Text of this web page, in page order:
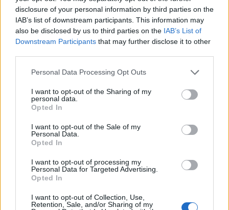
disclosure of your personal information by third parties on the
IAB’s list of downstream participants. This information may
also be disclosed by us to third parties on the IAB’s List of
Downstream Participants that may further disclose it to other
Please note that this website/app uses one or more Google
not limited to your visit or usage behaviour. You may click to
grant or deny consent to Google and its third-party tags to
use your data for below specified purposes in below Google
consent section.
Personal Data Processing Opt Outs
I want to opt-out of the Sharing of my
personal data.
Opted In
I want to opt-out of the Sale of my
Personal Data.
Opted In
I want to opt-out of processing my
Personal Data for Targeted Advertising.
Opted In
I want to opt-out of Collection, Use,
Retention, Sale, and/or Sharing of my
Előadó:Bill Orcutt